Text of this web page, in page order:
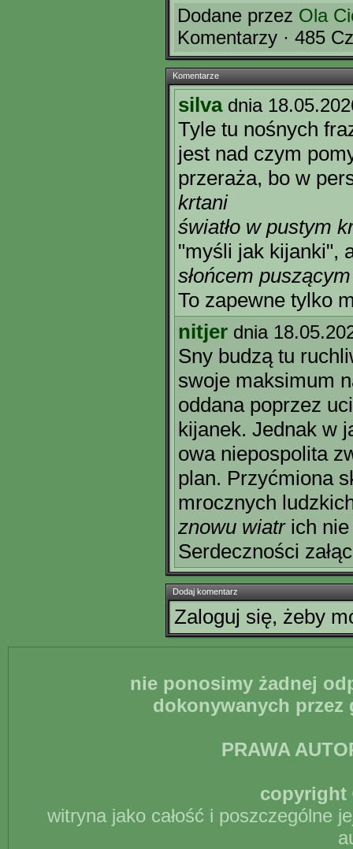
Dodane przez Ola
Komentarzy · 485
Komentarze
silva dnia
Tyle tu nośnych
jest nad czym
przeraża, bo w
krtani
światło w pustym
"myśli jak kijanki",
słońcem
To zapewne tylko
nitjer dnia
Sny budzą tu
swoje maksimum
oddana poprzez
kijanek. Jednak w
owa niepospolita
plan. Przyćmiona
mrocznych
znowu wiatr ich
Serdeczności
Dodaj komentarz
Zaloguj się, żeby
nie ponosimy żadnej
dokonywanych
PRAWA
copyright
witryna jako całość i poszczególne